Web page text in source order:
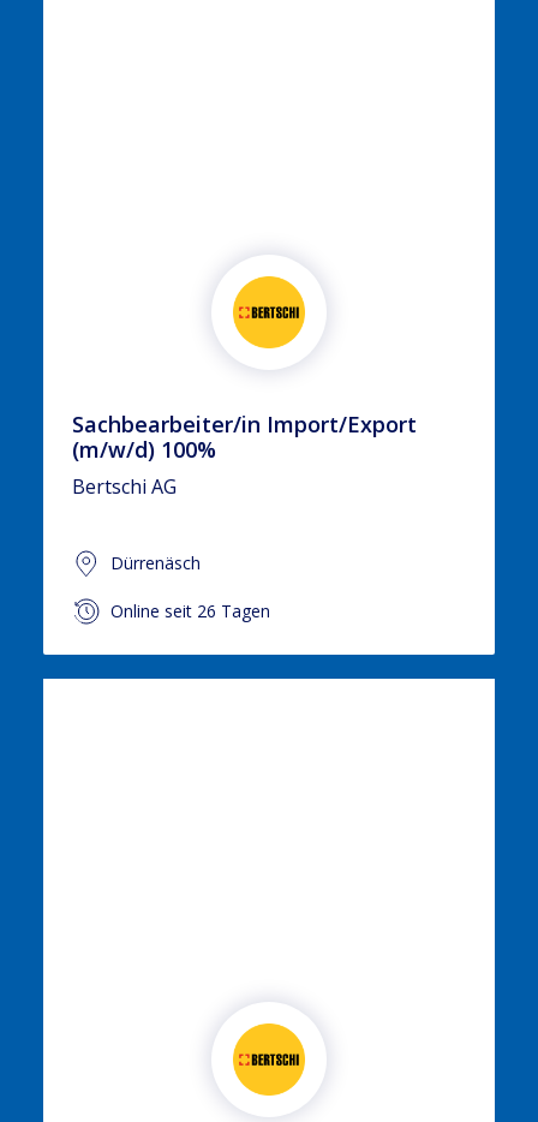
Sachbearbeiter/in Import/Export
(m/w/d) 100%
Bertschi AG
Dürrenäsch
Online seit 26 Tagen